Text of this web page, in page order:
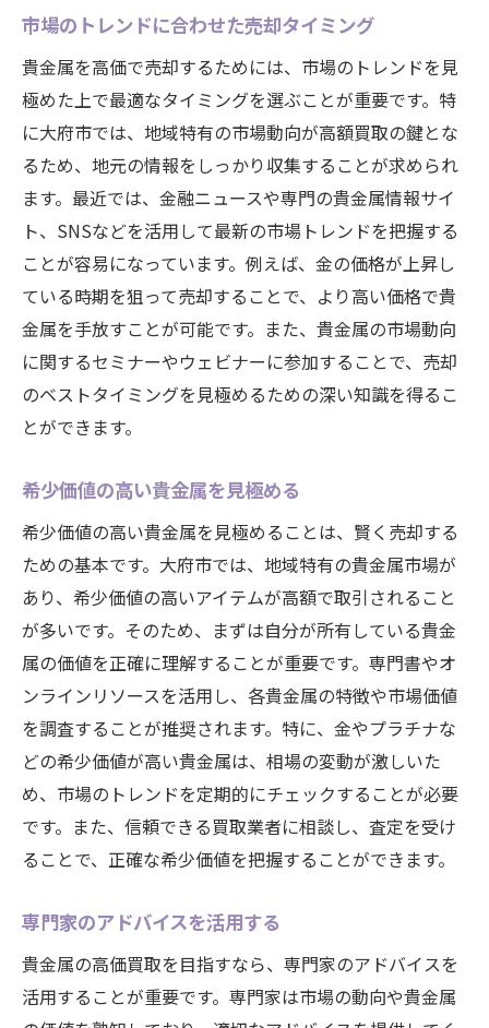
市場のトレンドに合わせた売却タイミング
貴金属を高価で売却するためには、市場のトレンドを見
極めた上で最適なタイミングを選ぶことが重要です。特
に大府市では、地域特有の市場動向が高額買取の鍵とな
るため、地元の情報をしっかり収集することが求められ
ます。最近では、金融ニュースや専門の貴金属情報サイ
ト、SNSなどを活用して最新の市場トレンドを把握する
ことが容易になっています。例えば、金の価格が上昇し
ている時期を狙って売却することで、より高い価格で貴
金属を手放すことが可能です。また、貴金属の市場動向
に関するセミナーやウェビナーに参加することで、売却
のベストタイミングを見極めるための深い知識を得るこ
とができます。
希少価値の高い貴金属を見極める
希少価値の高い貴金属を見極めることは、賢く売却する
ための基本です。大府市では、地域特有の貴金属市場が
あり、希少価値の高いアイテムが高額で取引されること
が多いです。そのため、まずは自分が所有している貴金
属の価値を正確に理解することが重要です。専門書やオ
ンラインリソースを活用し、各貴金属の特徴や市場価値
を調査することが推奨されます。特に、金やプラチナな
どの希少価値が高い貴金属は、相場の変動が激しいた
め、市場のトレンドを定期的にチェックすることが必要
です。また、信頼できる買取業者に相談し、査定を受け
ることで、正確な希少価値を把握することができます。
専門家のアドバイスを活用する
貴金属の高価買取を目指すなら、専門家のアドバイスを
活用することが重要です。専門家は市場の動向や貴金属